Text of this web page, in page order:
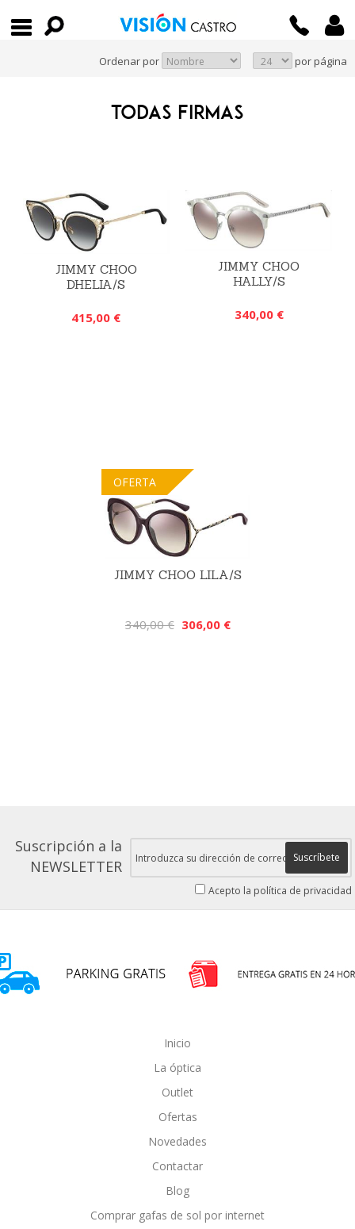
Ordenar por por página
TODAS FIRMAS
JIMMY CHOO
DHELIA/S
415,00 €
JIMMY CHOO
HALLY/S
340,00 €
OFERTA
JIMMY CHOO LILA/S
340,00 € 306,00 €
Suscripción a la
NEWSLETTER
Suscríbete
Acepto la política de privacidad
Inicio
La óptica
Outlet
Ofertas
Novedades
Contactar
Blog
Comprar gafas de sol por internet